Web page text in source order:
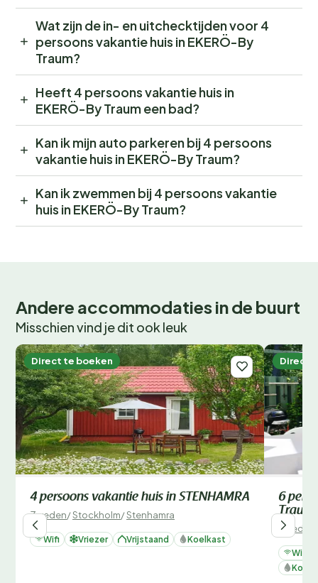
Wat zijn de in- en uitchecktijden voor 4
persoons vakantie huis in EKERÖ-By
Traum?
Heeft 4 persoons vakantie huis in
EKERÖ-By Traum een bad?
Kan ik mijn auto parkeren bij 4 persoons
vakantie huis in EKERÖ-By Traum?
Kan ik zwemmen bij 4 persoons vakantie
huis in EKERÖ-By Traum?
Andere accommodaties in de buurt
Misschien vind je dit ook leuk
Direct te boeken
4 persoons vakantie huis in STENHAMRA
Zweden/Stockholm/Stenhamra
Wifi Vriezer Vrijstaand Koelkast
Direct
6
Traum
Zweden
Wifi